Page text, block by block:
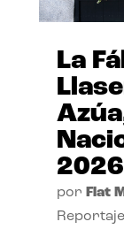
La
2026
por Flat
Reportaje